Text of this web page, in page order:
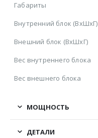
Габариты
Внутренний блок (ВхШхГ)
Внешний блок (ВхШхГ)
Вес внутреннего блока
Вес внешнего блока
МОЩНОСТЬ
ДЕТАЛИ